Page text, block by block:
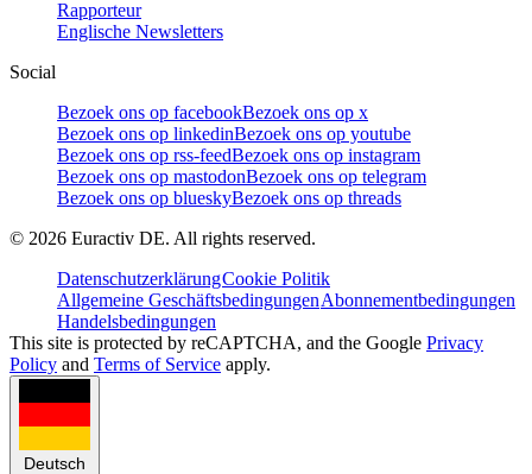
Rapporteur
Englische Newsletters
Social
Bezoek ons op facebookBezoek ons op x
Bezoek ons op linkedinBezoek ons op youtube
Bezoek ons op rss-feedBezoek ons op instagram
Bezoek ons op mastodonBezoek ons op telegram
Bezoek ons op blueskyBezoek ons op threads
© 2026 Euractiv DE. All rights reserved.
DatenschutzerklärungCookie Politik
Allgemeine GeschäftsbedingungenAbonnementbedingungen
Handelsbedingungen
This site is protected by reCAPTCHA, and the Google Privacy
Policy and Terms of Service apply.
Deutsch